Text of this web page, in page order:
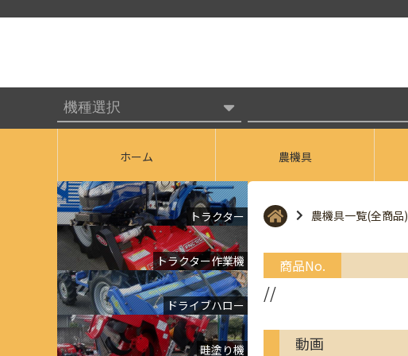
ホーム 農機具
トラクター
トラクター作業機
ドライブハロー
畦塗り機
農機具一覧(全商品)
商品No.
//
動画